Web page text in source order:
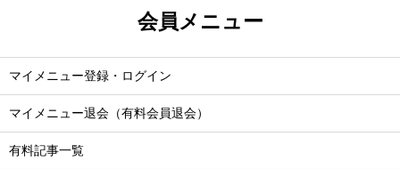
会員メニュー
マイメニュー登録・ログイン
マイメニュー退会（有料会員退会）
有料記事一覧